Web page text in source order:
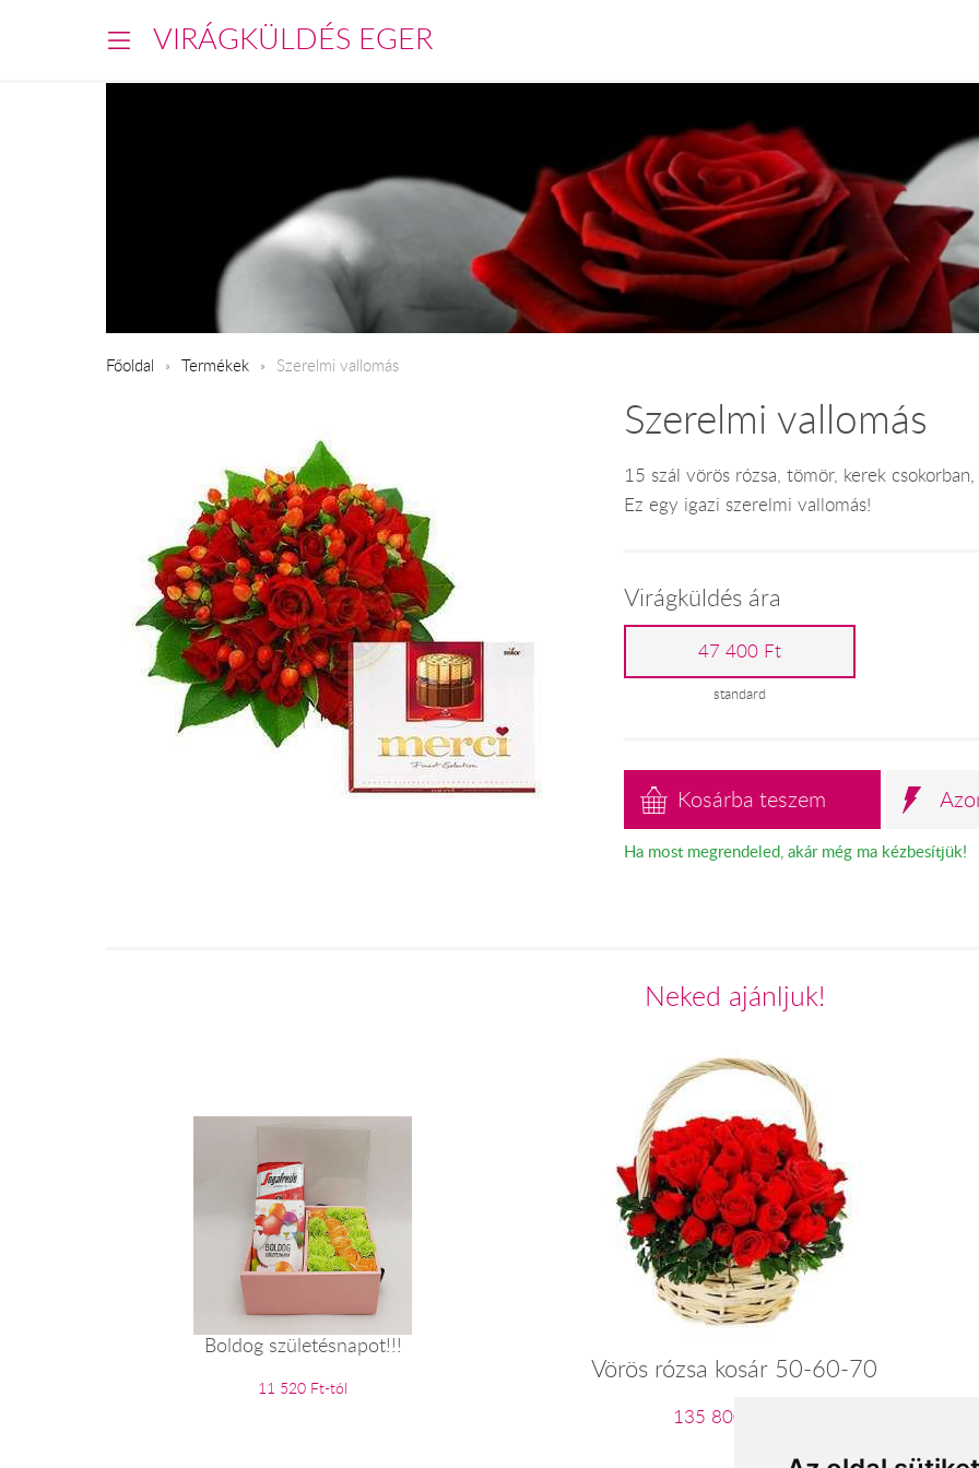
VIRÁGKÜLDÉS EGER
Főoldal Termékek Szerelmi vallomás
Szerelmi vallomás
15 szál vörös rózsa, tömör, kerek
Ez egy igazi szerelmi vallomás!
Virágküldés ára
47 400 Ft
standard
Kosárba teszem
Ha most megrendeled, akár még ma kézbesítjük!
Neked ajánljuk!
Boldog születésnapot!!!
11 520 Ft-tól
Vörös rózsa kosár 50-60-70
135 800 Ft-tól